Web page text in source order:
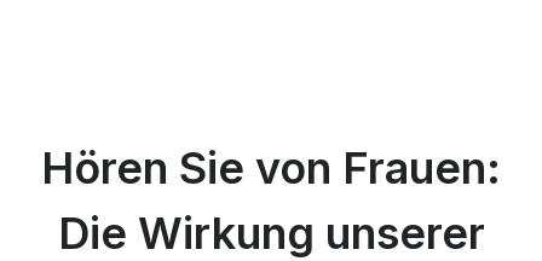
Hören Sie von Frauen:
Die Wirkung unserer